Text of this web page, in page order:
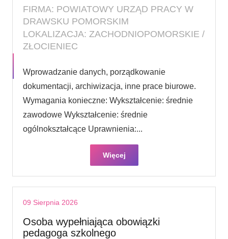
FIRMA: POWIATOWY URZĄD PRACY W
DRAWSKU POMORSKIM
LOKALIZACJA: ZACHODNIOPOMORSKIE /
ZŁOCIENIEC
Wprowadzanie danych, porządkowanie
dokumentacji, archiwizacja, inne prace biurowe.
Wymagania konieczne: Wykształcenie: średnie
zawodowe Wykształcenie: średnie
ogólnokształcące Uprawnienia:...
Więcej
09 Sierpnia 2026
Osoba wypełniająca obowiązki
pedagoga szkolnego